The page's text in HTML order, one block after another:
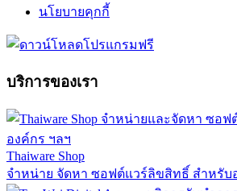
นโยบายคุกกี้
บริการของเรา
Thaiware Shop
จำหน่าย จัดหา ซอฟต์แวร์ลิขสิทธิ์ สำหรับ